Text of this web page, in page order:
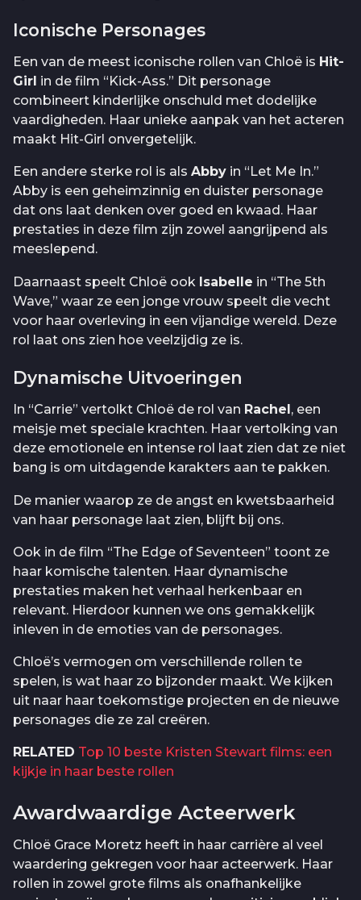
Iconische Personages
Een van de meest iconische rollen van Chloë is Hit-
Girl in de film “Kick-Ass.” Dit personage
combineert kinderlijke onschuld met dodelijke
vaardigheden. Haar unieke aanpak van het acteren
maakt Hit-Girl onvergetelijk.
Een andere sterke rol is als Abby in “Let Me In.”
Abby is een geheimzinnig en duister personage
dat ons laat denken over goed en kwaad. Haar
prestaties in deze film zijn zowel aangrijpend als
meeslepend.
Daarnaast speelt Chloë ook Isabelle in “The 5th
Wave,” waar ze een jonge vrouw speelt die vecht
voor haar overleving in een vijandige wereld. Deze
rol laat ons zien hoe veelzijdig ze is.
Dynamische Uitvoeringen
In “Carrie” vertolkt Chloë de rol van Rachel , een
meisje met speciale krachten. Haar vertolking van
deze emotionele en intense rol laat zien dat ze niet
bang is om uitdagende karakters aan te pakken.
De manier waarop ze de angst en kwetsbaarheid
van haar personage laat zien, blijft bij ons.
Ook in de film “The Edge of Seventeen” toont ze
haar komische talenten. Haar dynamische
prestaties maken het verhaal herkenbaar en
relevant. Hierdoor kunnen we ons gemakkelijk
inleven in de emoties van de personages.
Chloë’s vermogen om verschillende rollen te
spelen, is wat haar zo bijzonder maakt. We kijken
uit naar haar toekomstige projecten en de nieuwe
personages die ze zal creëren.
RELATED Top 10 beste Kristen Stewart films: een
kijkje in haar beste rollen
Awardwaardige Acteerwerk
Chloë Grace Moretz heeft in haar carrière al veel
waardering gekregen voor haar acteerwerk. Haar
rollen in zowel grote films als onafhankelijke